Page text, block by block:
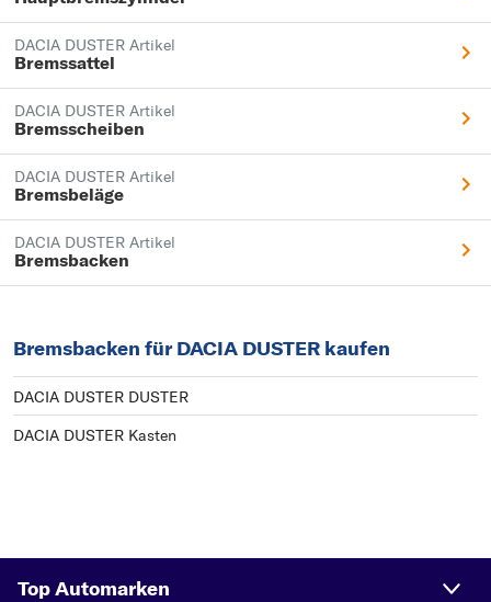
DACIA DUSTER Artikel
Bremssattel
DACIA DUSTER Artikel
Bremsscheiben
DACIA DUSTER Artikel
Bremsbeläge
DACIA DUSTER Artikel
Bremsbacken
Bremsbacken für DACIA DUSTER kaufen
DACIA DUSTER DUSTER
DACIA DUSTER Kasten
Top Automarken